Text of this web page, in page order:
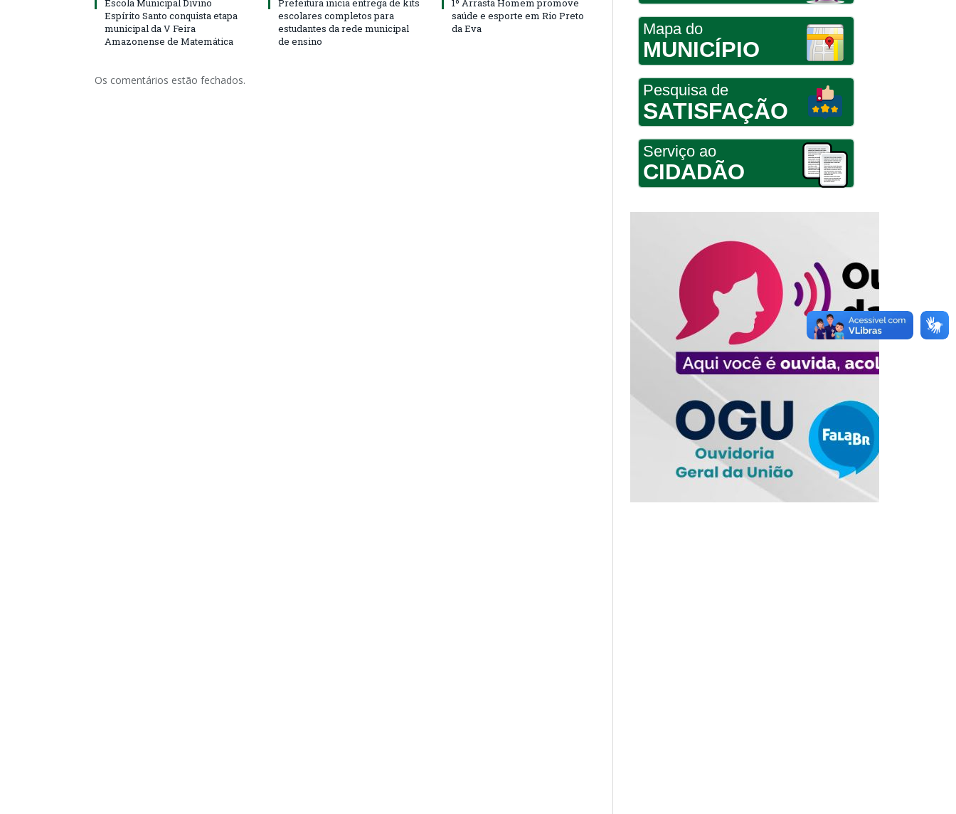
Escola Municipal Divino
Espírito Santo conquista etapa
municipal da V Feira
Amazonense de Matemática
Prefeitura inicia entrega de kits
escolares completos para
estudantes da rede municipal
de ensino
1º Arrasta Homem promove
saúde e esporte em Rio Preto
da Eva
Os comentários estão fechados.
Mapa do
MUNICÍPIO
Pesquisa de
SATISFAÇÃO
Serviço ao
CIDADÃO